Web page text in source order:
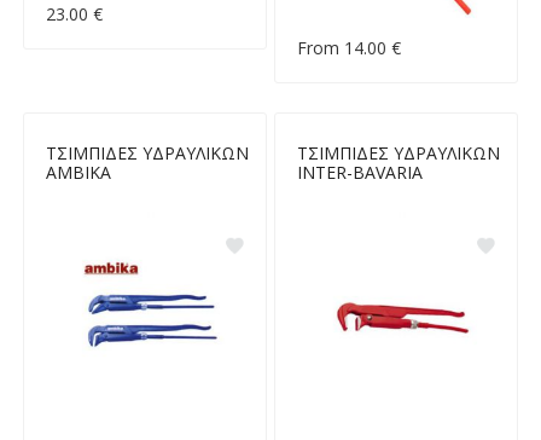
23.00 €
From 14.00 €
ΤΣΙΜΠΙΔΕΣ ΥΔΡΑΥΛΙΚΩΝ
AMBIKA
ΤΣΙΜΠΙΔΕΣ ΥΔΡΑΥΛΙΚΩΝ
INTER-BAVARIA